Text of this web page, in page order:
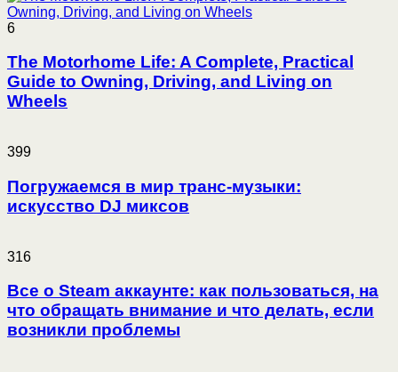
6
The Motorhome Life: A Complete, Practical
Guide to Owning, Driving, and Living on
Wheels
399
Погружаемся в мир транс-музыки:
искусство DJ миксов
316
Все о Steam аккаунте: как пользоваться, на
что обращать внимание и что делать, если
возникли проблемы